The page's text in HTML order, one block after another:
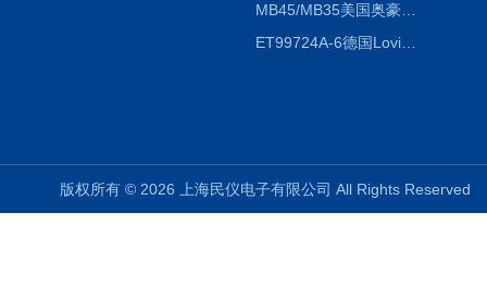
MB45/MB35美国奥豪斯OHAUS MB45/MB35卤素红外水分测定仪
ET99724A-6德国Lovibond ET99724A-6微电脑BOD测定仪
版权所有 © 2026 上海民仪电子有限公司 All Rights